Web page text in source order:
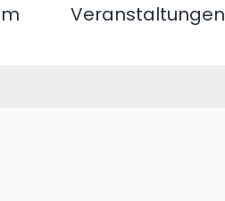
Veranstaltungen